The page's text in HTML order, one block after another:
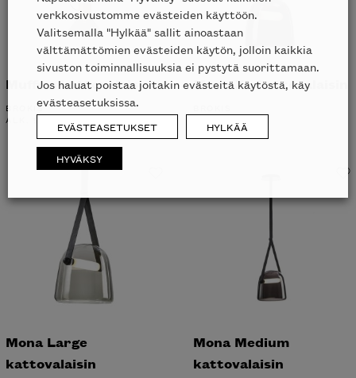
Muffins kattovalaisin
BROKIS
ALK. 982€
Mona XL kattovalaisin
ALK.5203€
Mona Large
kattovalaisin
Mona Medium
kattovalaisin
verkkosivustomme evästeiden käyttöön.
Valitsemalla "Hylkää" sallit ainoastaan
välttämättömien evästeiden käytön, jolloin kaikkia
sivuston toiminnallisuuksia ei pystytä suorittamaan.
Jos haluat poistaa joitakin evästeitä käytöstä, käy
evästeasetuksissa.
EVÄSTEASETUKSET HYLKÄÄ
HYVÄKSY